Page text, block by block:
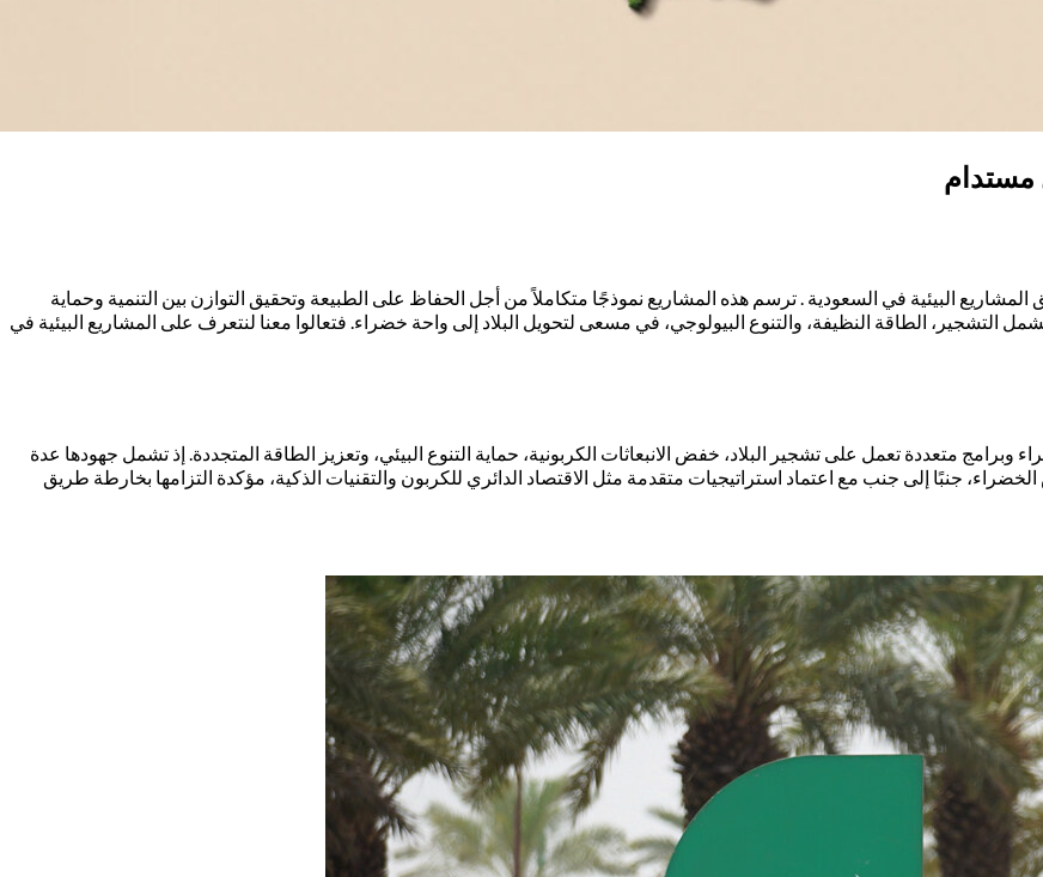
مستدام
البيئية في السعودية . ترسم هذه المشاريع نموذجًا متكاملاً من أجل الحفاظ على الطبيعة وتحقيق التوازن بين التنمية وحماية
الطاقة النظيفة، والتنوع البيولوجي، في مسعى لتحويل البلاد إلى واحة خضراء. فتعالوا معنا لنتعرف على المشاريع البيئية في
متعددة تعمل على تشجير البلاد، خفض الانبعاثات الكربونية، حماية التنوع البيئي، وتعزيز الطاقة المتجددة. إذ تشمل جهودها عدة
جنبًا إلى جنب مع اعتماد استراتيجيات متقدمة مثل الاقتصاد الدائري للكربون والتقنيات الذكية، مؤكدة التزامها بخارطة طريق